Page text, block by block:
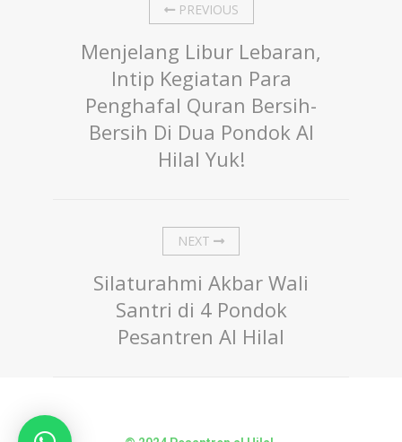
PREVIOUS
Menjelang Libur Lebaran,
Intip Kegiatan Para
Penghafal Quran Bersih-
Bersih Di Dua Pondok Al
Hilal Yuk!
NEXT
Silaturahmi Akbar Wali
Santri di 4 Pondok
Pesantren Al Hilal